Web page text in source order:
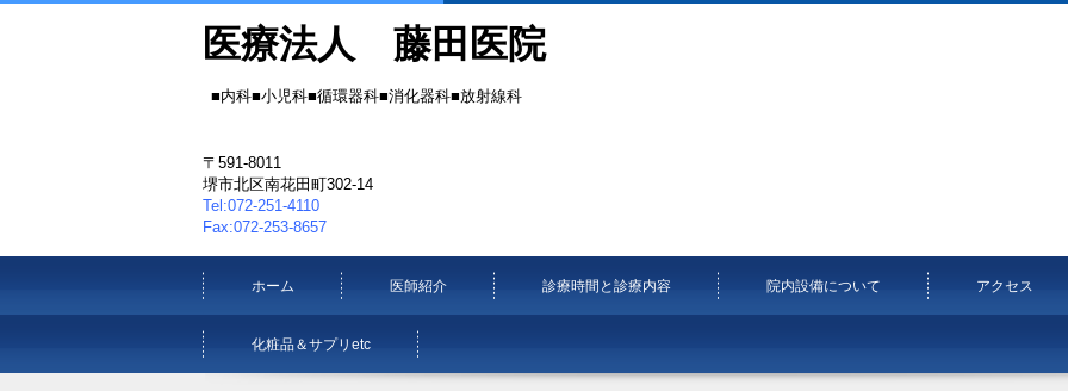
医療法人 藤田医院
■内科■小児科■循環器科■消化器科■放射線科
〒591-8011
堺市北区南花田町302-14
Tel:072-251-4110
Fax:072-253-8657
ホーム 医師紹介 診療時間と診療内容 院内設備について アクセス
化粧品＆サプリetc